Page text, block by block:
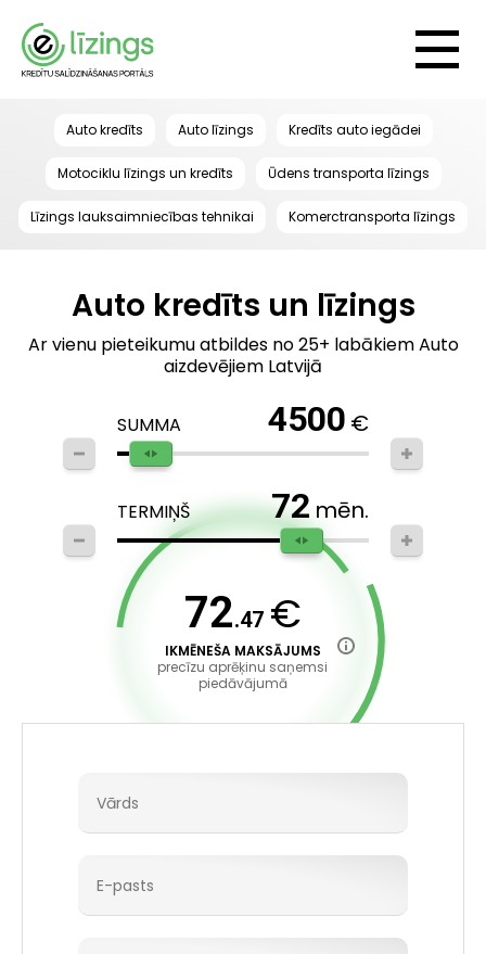
Auto kredīts Auto līzings Kredīts auto iegādei
Motociklu līzings un kredīts Ūdens transporta līzings
Līzings lauksaimniecības tehnikai Komerctransporta līzings
Auto kredīts un līzings
Ar vienu pieteikumu atbildes no 25+ labākiem Auto
aizdevējiem Latvijā
SUMMA 4500 €
TERMIŅŠ 72 mēn.
72.47 €
IKMĒNEŠA MAKSĀJUMS
precīzu aprēķinu saņemsi
piedāvājumā